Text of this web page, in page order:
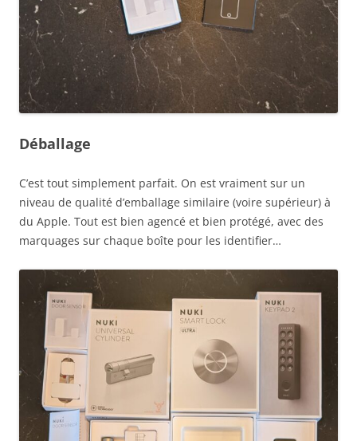
Déballage
C’est tout simplement parfait. On est vraiment sur un
niveau de qualité d’emballage similaire (voire supérieur) à
du Apple. Tout est bien agencé et bien protégé, avec des
marquages sur chaque boîte pour les identifier…